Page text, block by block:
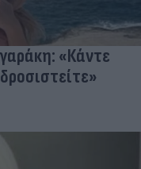
«Κάντε